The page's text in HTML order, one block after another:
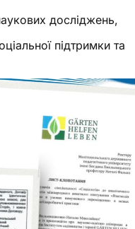
досліджень,
підтримки та